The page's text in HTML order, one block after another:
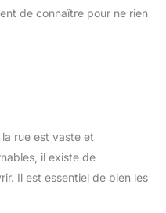
de connaître pour ne rien
rue est vaste et
il existe de
Il est essentiel de bien les